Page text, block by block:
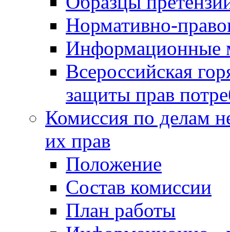
Нормативно-
Информационные
Всероссийская
защиты прав
Комиссия по делам
их прав
Положение
Состав комиссии
План работы